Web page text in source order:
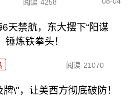
阅读 4258
6天禁航，东大摆下“阳谋
锤炼铁拳头！
阅读 21070
\"，让美西方彻底破防！